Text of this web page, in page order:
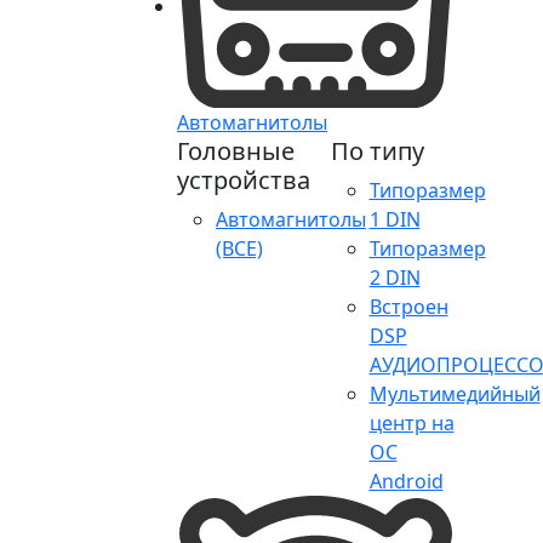
Автомагнитолы
Головные
устройства
Автомагнитолы
(ВСЕ)
По типу
Типоразмер
1 DIN
Типоразмер
2 DIN
Встроен
DSP
Мультимедийный
центр на
ОС
Android